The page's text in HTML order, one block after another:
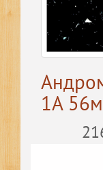
1A